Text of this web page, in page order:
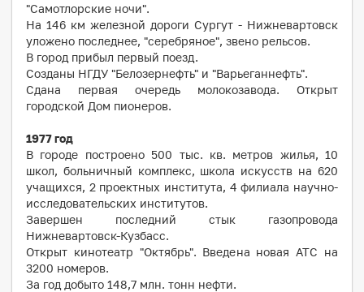
"Самотлорские ночи".
На 146 км железной дороги Сургут - Нижневартовск
уложено последнее, "серебряное", звено рельсов.
В город прибыл первый поезд.
Созданы НГДУ "Белозернефть" и "Варьеганнефть".
Сдана первая очередь молокозавода. Открыт
городской Дом пионеров.
1977год
В городе построено 500 тыс. кв. метров жилья, 10
школ, больничный комплекс, школа искусств на 620
учащихся, 2 проектных института, 4 филиала научно-
исследовательских институтов.
Завершен последний стык газопровода
Нижневартовск-Кузбасс.
Открыт кинотеатр "Октябрь". Введена новая АТС на
3200 номеров.
За год добыто 148,7 млн. тонн нефти.